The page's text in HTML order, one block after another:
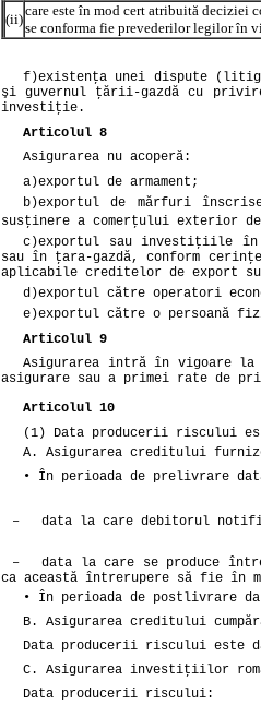
(ii)
care este în mod cert atribuită deciziei
se conforma fie prevederilor legilor în
f)existenţa unei dispute
şi guvernul ţării-gazdă cu
investiţie.
Articolul 8
Asigurarea nu acoperă:
a)exportul de armament;
b)exportul de mărfuri
susţinere a comerţului exterior
c)exportul sau investiţiile în
sau în ţara-gazdă, conform
aplicabile creditelor de export
d)exportul către operatori
e)exportul către o persoană
Articolul 9
Asigurarea intră în vigoare
asigurare sau a primei rate de
Articolul 10
(1) Data producerii riscului
A. Asigurarea creditului
• În perioada de prelivrare
– data la care debitorul
–
data la care se produce
ca această întrerupere să fie în
• În perioada de postlivrare
B. Asigurarea creditului
Data producerii riscului este
C. Asigurarea investiţiilor
Data producerii riscului: